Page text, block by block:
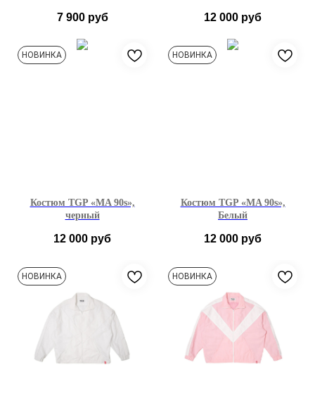
7 900 руб 12 000 руб
S M
НОВИНКА
Костюм TGP «MA 90s»,
черный
12 000 руб
S
НОВИНКА
Костюм TGP «MA 90s»,
Белый
12 000 руб
S
НОВИНКА НОВИНКА